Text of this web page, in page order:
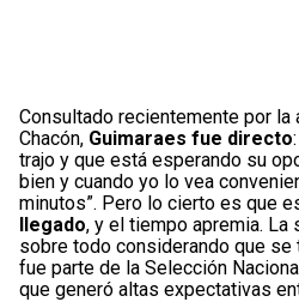
Consultado recientemente por la
Chacón, Guimaraes fue directo
trajo y que está esperando su
bien y cuando yo lo vea
minutos”. Pero lo cierto es que
llegado, y el tiempo apremia. La
sobre todo considerando que se
fue parte de la Selección
que generó altas expectativas